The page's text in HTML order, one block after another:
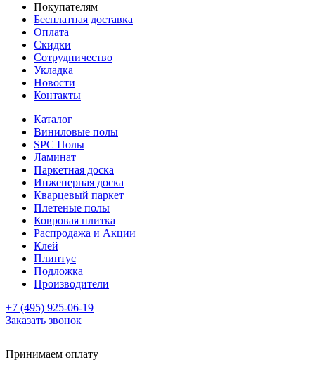
Покупателям
Бесплатная доставка
Оплата
Скидки
Сотрудничество
Укладка
Новости
Контакты
Каталог
Виниловые полы
SPC Полы
Ламинат
Паркетная доска
Инженерная доска
Кварцевый паркет
Плетеные полы
Ковровая плитка
Распродажа и Акции
Клей
Плинтус
Подложка
Производители
+7 (495) 925-06-19
Заказать звонок
Принимаем оплату